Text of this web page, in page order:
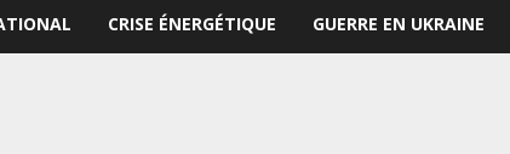
CRISE ÉNERGÉTIQUE GUERRE EN UKRAINE